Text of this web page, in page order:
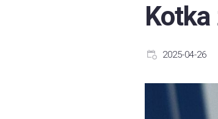
2025-04-26